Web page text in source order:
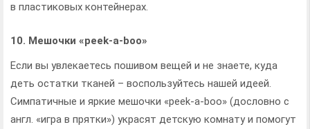
в пластиковых контейнерах.
10. Мешочки «рeek-a-boo»
Если вы увлекаетесь пошивом вещей и не знаете, куда
деть остатки тканей – воспользуйтесь нашей идеей.
Симпатичные и яркие мешочки «рeek-a-boo» (дословно с
англ. «игра в прятки») украсят детскую комнату и помогут